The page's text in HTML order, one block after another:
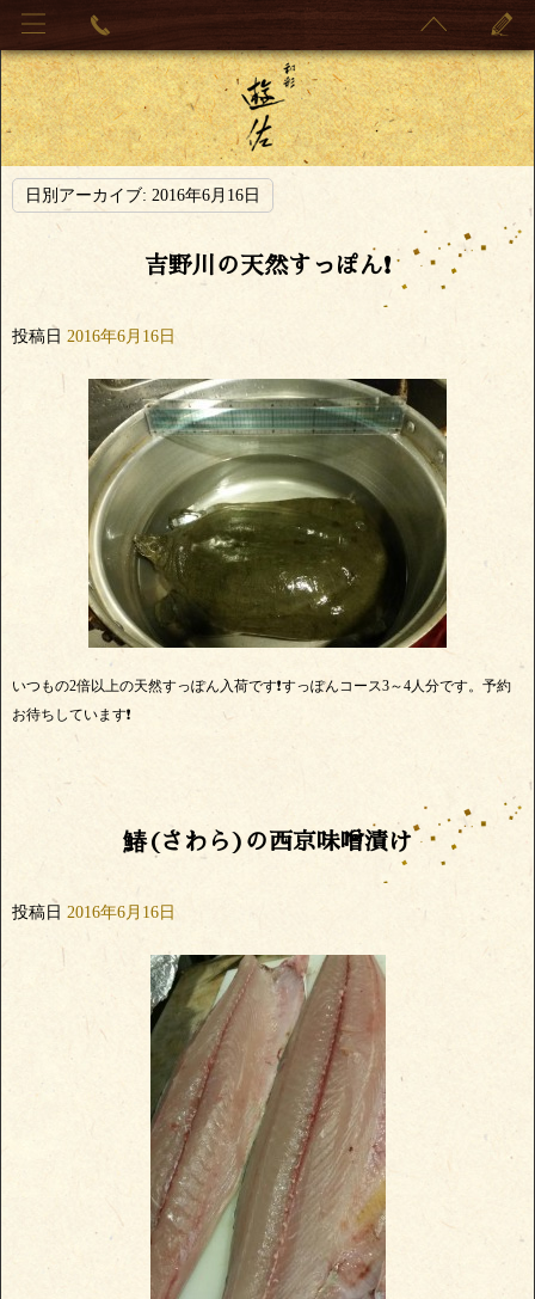
日別アーカイブ: 2016年6月16日
吉野川の天然すっぽん❗
投稿日 2016年6月16日
いつもの2倍以上の天然すっぽん入荷です❗すっぽんコース3～4人分です。予約
お待ちしています❗
鰆(さわら)の西京味噌漬け
投稿日 2016年6月16日